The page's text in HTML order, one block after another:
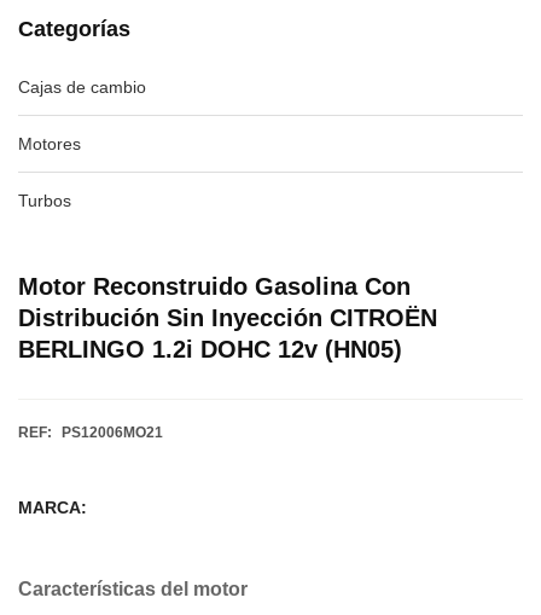
Categorías
Cajas de cambio
Motores
Turbos
Motor Reconstruido Gasolina Con
Distribución Sin Inyección CITROËN
BERLINGO 1.2i DOHC 12v (HN05)
REF: PS12006MO21
MARCA:
Características del motor